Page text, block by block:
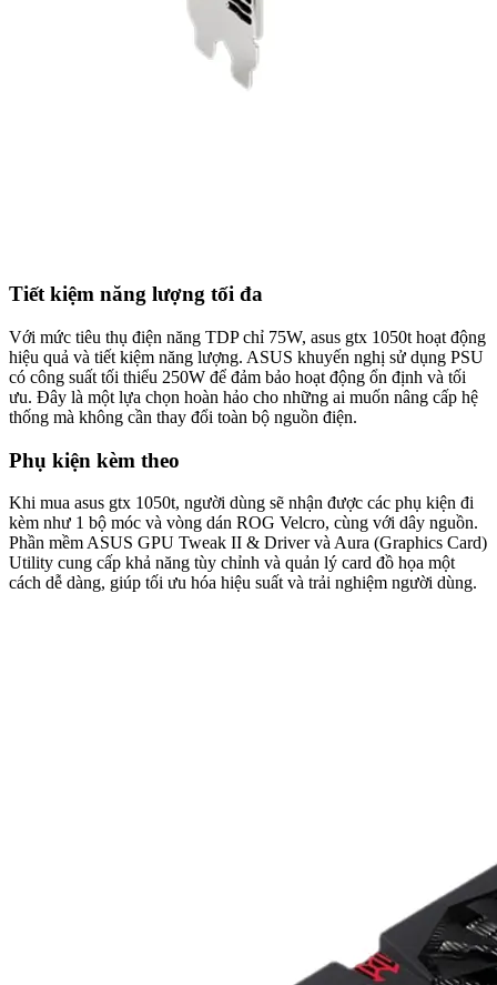
Tiết kiệm năng lượng tối đa
Với mức tiêu thụ điện năng TDP chỉ 75W, asus gtx 1050t hoạt động
hiệu quả và tiết kiệm năng lượng. ASUS khuyến nghị sử dụng PSU
có công suất tối thiểu 250W để đảm bảo hoạt động ổn định và tối
ưu. Đây là một lựa chọn hoàn hảo cho những ai muốn nâng cấp hệ
thống mà không cần thay đổi toàn bộ nguồn điện.
Phụ kiện kèm theo
Khi mua asus gtx 1050t, người dùng sẽ nhận được các phụ kiện đi
kèm như 1 bộ móc và vòng dán ROG Velcro, cùng với dây nguồn.
Phần mềm ASUS GPU Tweak II & Driver và Aura (Graphics Card)
Utility cung cấp khả năng tùy chỉnh và quản lý card đồ họa một
cách dễ dàng, giúp tối ưu hóa hiệu suất và trải nghiệm người dùng.